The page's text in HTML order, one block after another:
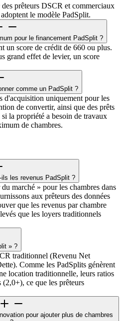
prêteurs DSCR et commerciaux
le modèle PadSplit.
pour le financement PadSplit ?
un score de crédit de 660 ou plus.
grand effet de levier, un score
comme un PadSplit ?
d'acquisition uniquement pour les
de convertir, ainsi que des prêts
la propriété a besoin de travaux
de chambres.
les revenus PadSplit ?
marché » pour les chambres dans
aux prêteurs des données
que les revenus par chambre
que les loyers traditionnels
» ?
traditionnel (Revenu Net
Comme les PadSplits génèrent
location traditionnelle, leurs ratios
ce que les prêteurs
pour ajouter plus de chambres